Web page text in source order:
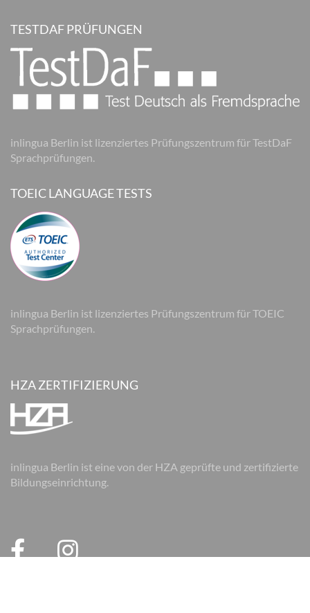
TESTDAF PRÜFUNGEN
inlingua Berlin ist lizenziertes Prüfungszentrum für TestDaF
Sprachprüfungen.
TOEIC LANGUAGE TESTS
inlingua Berlin ist lizenziertes Prüfungszentrum für TOEIC
Sprachprüfungen.
HZA ZERTIFIZIERUNG
inlingua Berlin ist eine von der HZA geprüfte und zertifizierte
Bildungseinrichtung.